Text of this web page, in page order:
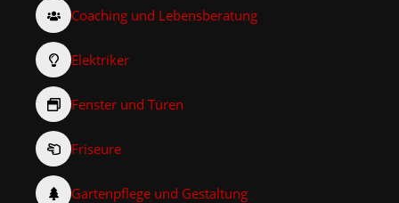
Coaching und Lebensberatung
Elektriker
Fenster und Türen
Friseure
Gartenpflege und Gestaltung